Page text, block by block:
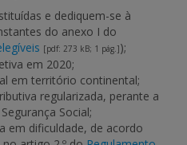
e dediquem-se à
do anexo I do
[pdf: 273 kB; 1 pág.]);
em 2020;
em território continental;
regularizada, perante a
Social;
em dificuldade, de acordo